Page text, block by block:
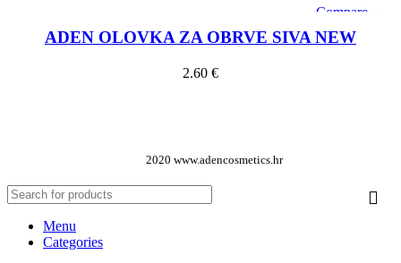
Compare
Quick view
Add to wishlist
ADEN OLOVKA ZA OBRVE SIVA NEW
2.60 €
2020 www.adencosmetics.hr
Menu
Categories